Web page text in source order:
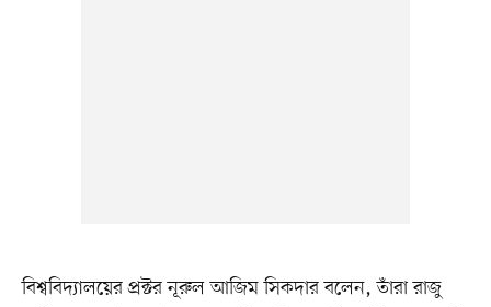
বিশ্ববিদ্যালয়ের প্রক্টর নূরুল আজিম সিকদার বলেন, তাঁরা রাজু